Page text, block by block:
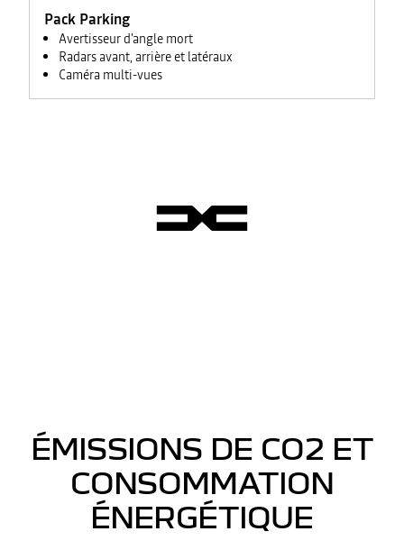
Pack Parking
Avertisseur d'angle mort
Radars avant, arrière et latéraux
Caméra multi-vues
ÉMISSIONS DE CO2 ET
CONSOMMATION
ÉNERGÉTIQUE